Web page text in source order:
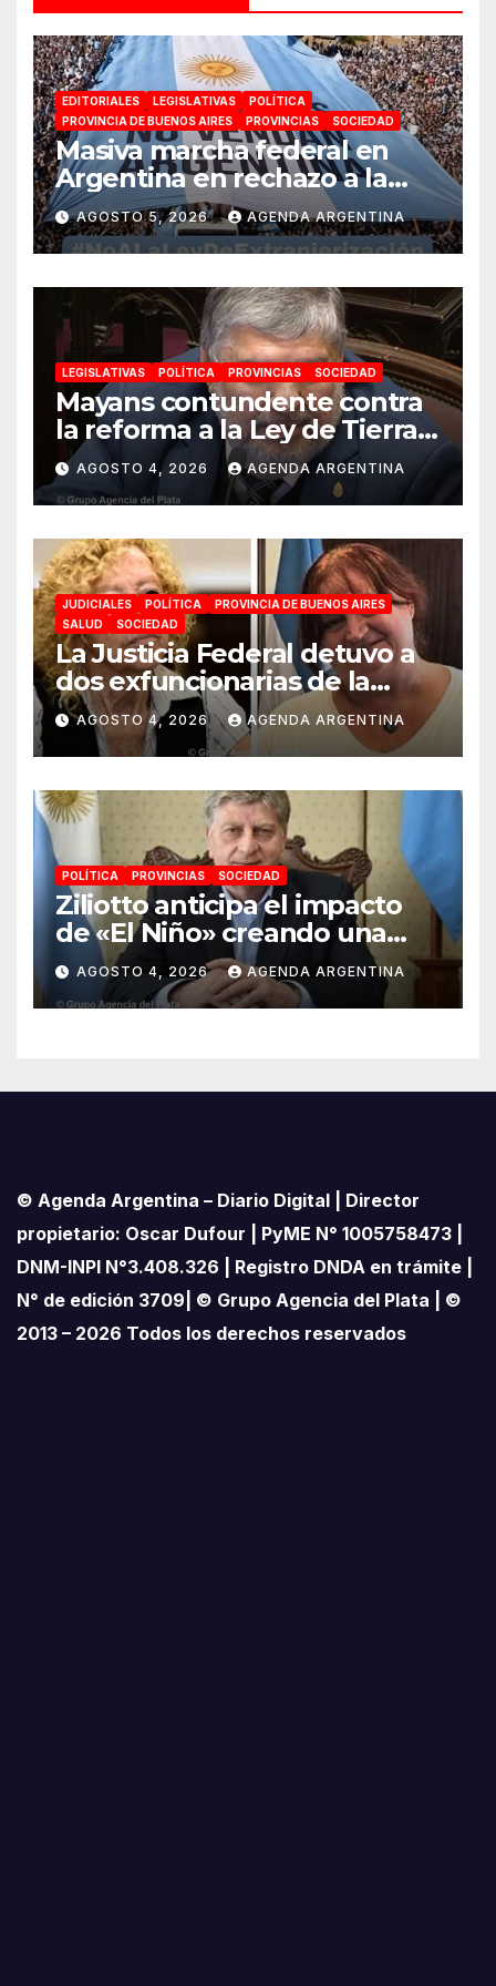
EDITORIALES LEGISLATIVAS
POLÍTICA
PROVINCIA DE BUENOS AIRES
PROVINCIAS SOCIEDAD
Masiva marcha federal en
Argentina en rechazo a la
reforma de la Ley de Tierras
impulsada por Milei: «La
soberanía no se negocia»
AGOSTO 5, 2026 AGENDA ARGENTINA
LEGISLATIVAS POLÍTICA PROVINCIAS SOCIEDAD
Mayans contundente contra
la reforma a la Ley de Tierras:
«Esta ley vende el país»
AGOSTO 4, 2026 AGENDA ARGENTINA
JUDICIALES POLÍTICA
PROVINCIA DE BUENOS AIRES
SALUD
SOCIEDAD
La Justicia Federal detuvo a
dos exfuncionarias de la
ANMAT y el INAME por la
causa del fentanilo
contaminado
AGOSTO 4, 2026 AGENDA ARGENTINA
POLÍTICA PROVINCIAS SOCIEDAD
Ziliotto anticipa el impacto
de «El Niño» creando una
«Unidad de Gestión» para
proteger el territorio
pampeano
AGOSTO 4, 2026 AGENDA ARGENTINA
© Agenda Argentina – Diario Digital | Director
propietario: Oscar Dufour | PyME N° 1005758473 |
DNM-INPI N°3.408.326 | Registro DNDA en trámite |